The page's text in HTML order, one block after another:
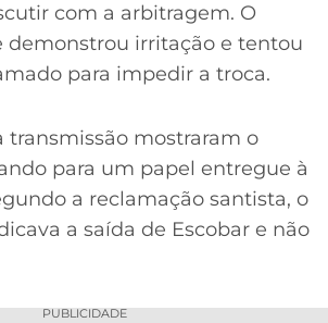
com a arbitragem. O
demonstrou irritação e tentou
para impedir a troca.
transmissão mostraram o
para um papel entregue à
a reclamação santista, o
a saída de Escobar e não
PUBLICIDADE